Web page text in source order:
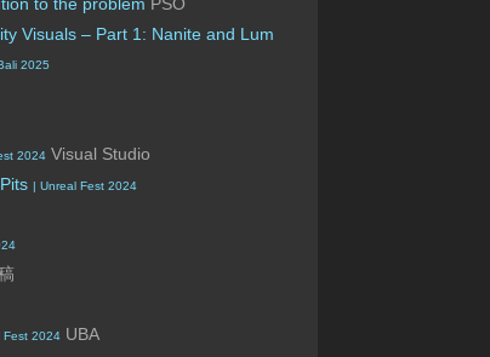
Visuals – Part 1: Nanite and Lumen
2025
2024Visual Studio
| Unreal Fest 2024
Fest 2024UBA